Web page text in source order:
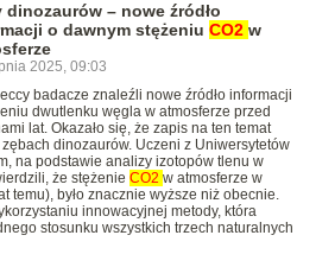
dinozaurów – nowe źródło
o dawnym stężeniu CO2 w
2025, 09:03
badacze znaleźli nowe źródło informacji
dwutlenku węgla w atmosferze przed
lat. Okazało się, że zapis na ten temat
dinozaurów. Uczeni z Uniwersytetów
na podstawie analizy izotopów tlenu w
że stężenie CO2 w atmosferze w
temu), było znacznie wyższe niż obecnie.
innowacyjnej metody, która
stosunku wszystkich trzech naturalnych